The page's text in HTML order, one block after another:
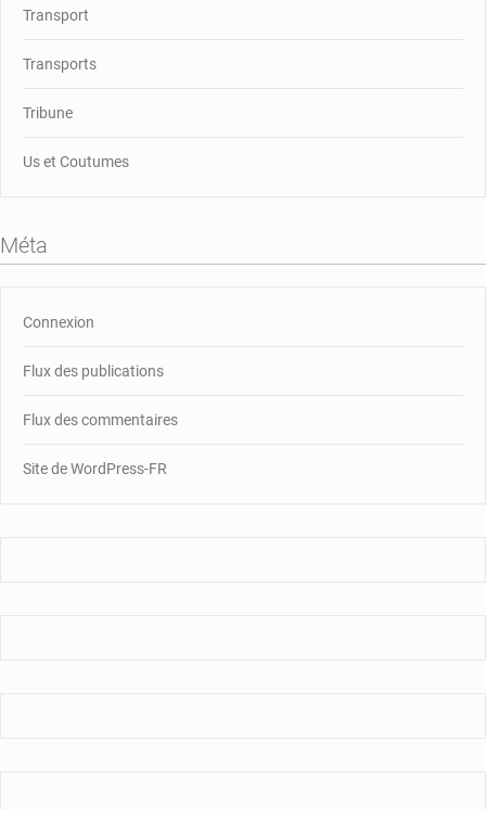
Transport
Transports
Tribune
Us et Coutumes
Méta
Connexion
Flux des publications
Flux des commentaires
Site de WordPress-FR